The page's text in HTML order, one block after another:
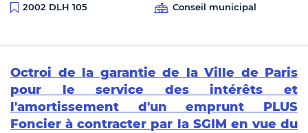
2002 DLH 105
Conseil municipal
Octroi de la garantie de la Ville de Paris
pour le service des intérêts et
l'amortissement d'un emprunt PLUS
Foncier à contracter par la SGIM en vue du